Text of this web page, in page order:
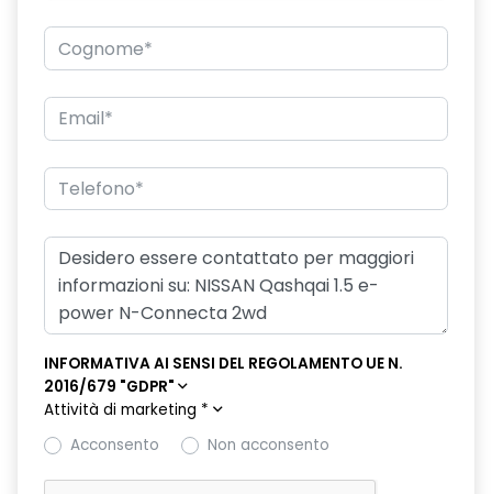
INFORMATIVA AI SENSI DEL REGOLAMENTO UE N.
2016/679 "GDPR"
Attività di marketing *
Acconsento
Non acconsento